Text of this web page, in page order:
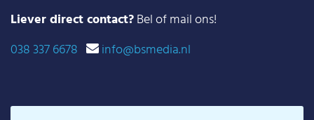
Liever direct contact?Bel of mail ons!
038 337 6678
info@bsmedia.nl